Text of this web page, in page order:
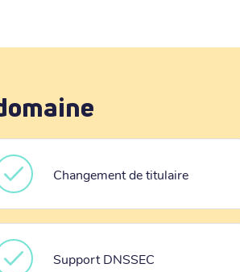
Changement de titulaire
Support DNSSEC